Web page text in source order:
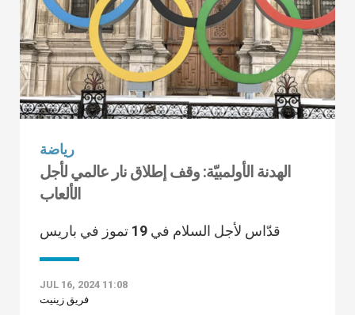
رياضة
الهدنة الأولمبيّة: وقف إطلاق نار عالمي لأجل
الألعاب
قدّاس لأجل السلام في 19 تموز في باريس
JUL 16, 2024 11:08
فريق زينيت